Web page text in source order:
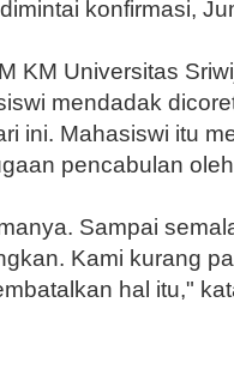
konfirmasi,
KM Universitas
mendadak
ini. Mahasiswi itu
pencabulan
Sampai
Kami kurang
hal itu,"